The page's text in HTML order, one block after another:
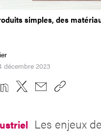
simples, des
décembre 2023
Les enjeux